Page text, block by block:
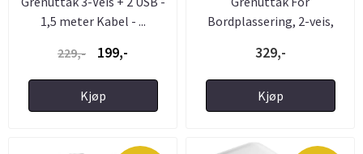
1,5 meter Kabel - ...
229,-
199,-
Kjøp
Bordplassering, 2-veis,
329,-
Kjøp